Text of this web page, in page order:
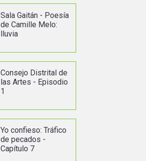
Sala Gaitán - Poesía
de Camille Melo:
lluvia
Consejo Distrital de
las Artes - Episodio
1
Yo confieso: Tráfico
de pecados -
Capítulo 7